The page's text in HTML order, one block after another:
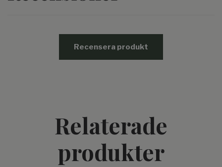
Recensera produkt
Relaterade
produkter